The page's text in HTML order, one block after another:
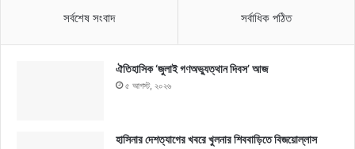
সর্বশেষ সংবাদ সর্বাধিক পঠিত
ঐতিহাসিক ‘জুলাই গণঅভ্যুত্থান দিবস’ আজ
৫ আগস্ট, ২০২৬
হাসিনার দেশত্যাগের খবরে খুলনার শিববাড়িতে বিজয়োল্লাস